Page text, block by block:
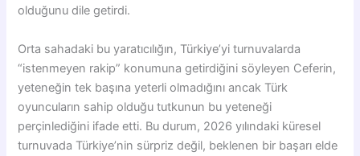
olduğunu dile getirdi.
Orta sahadaki bu yaratıcılığın, Türkiye’yi turnuvalarda
“istenmeyen rakip” konumuna getirdiğini söyleyen Ceferin,
yeteneğin tek başına yeterli olmadığını ancak Türk
oyuncuların sahip olduğu tutkunun bu yeteneği
perçinlediğini ifade etti. Bu durum, 2026 yılındaki küresel
turnuvada Türkiye’nin sürpriz değil, beklenen bir başarı elde